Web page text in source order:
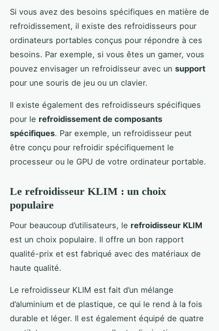
Si vous avez des besoins spécifiques en matière de
refroidissement, il existe des refroidisseurs pour
ordinateurs portables conçus pour répondre à ces
besoins. Par exemple, si vous êtes un gamer, vous
pouvez envisager un refroidisseur avec un support
pour une souris de jeu ou un clavier.
Il existe également des refroidisseurs spécifiques
pour le refroidissement de composants
spécifiques. Par exemple, un refroidisseur peut
être conçu pour refroidir spécifiquement le
processeur ou le GPU de votre ordinateur portable.
Le refroidisseur KLIM : un choix
populaire
Pour beaucoup d’utilisateurs, le refroidisseur KLIM
est un choix populaire. Il offre un bon rapport
qualité-prix et est fabriqué avec des matériaux de
haute qualité.
Le refroidisseur KLIM est fait d’un mélange
d’aluminium et de plastique, ce qui le rend à la fois
durable et léger. Il est également équipé de quatre